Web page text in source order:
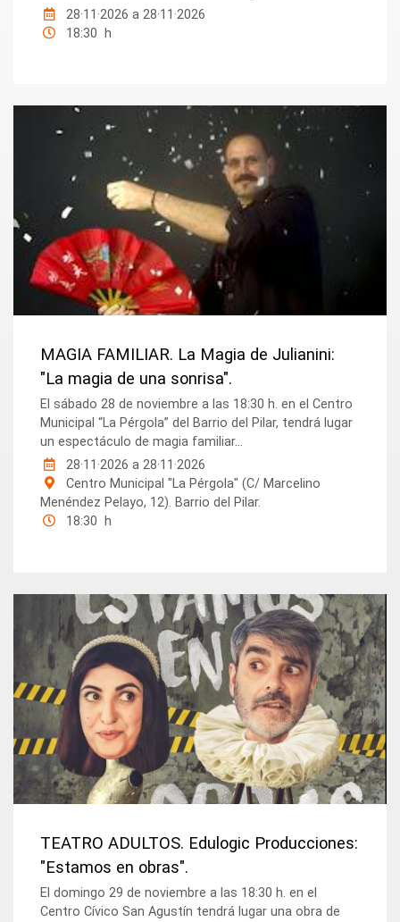
28·11·2026a28·11·2026
18:30 h
MAGIA FAMILIAR. La Magia de Julianini:
"La magia de una sonrisa".
El sábado 28 de noviembre a las 18:30 h. en el Centro
Municipal “La Pérgola” del Barrio del Pilar, tendrá lugar
un espectáculo de magia familiar...
28·11·2026a28·11·2026
Centro Municipal "La Pérgola" (C/ Marcelino
Menéndez Pelayo, 12). Barrio del Pilar.
18:30 h
TEATRO ADULTOS. Edulogic Producciones:
"Estamos en obras".
El domingo 29 de noviembre a las 18:30 h. en el
Centro Cívico San Agustín tendrá lugar una obra de